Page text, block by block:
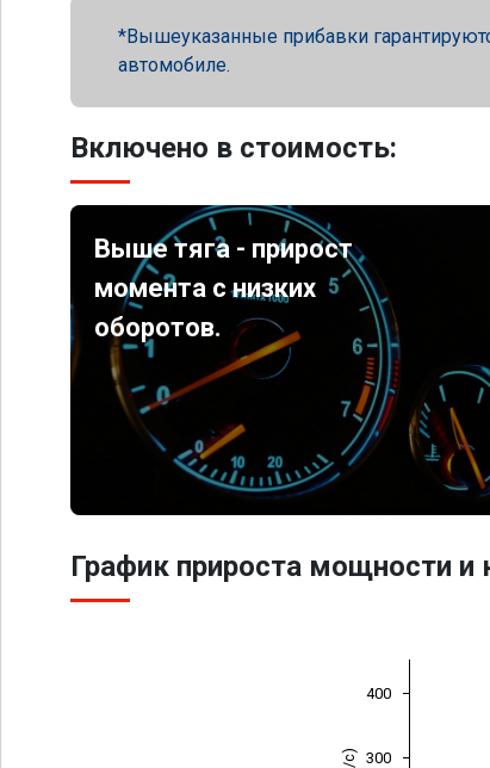
Вышеуказанные прибавки
автомобиле.
Включено в стоимость:
Выше тяга - прирост
момента с низких
оборотов.
График прироста мощности
300
400